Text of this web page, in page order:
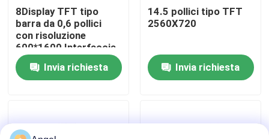
Circa noi
Giro della fabbrica
Controllo di qualità
Contattici
8Display TFT tipo
barra da 0,6 pollici
con risoluzione
600*1600 Interfaccia
MIPI a guida IC
JD9365DA-H3
Invia richiesta
14.5 pollici tipo TFT
2560X720
Invia richiesta